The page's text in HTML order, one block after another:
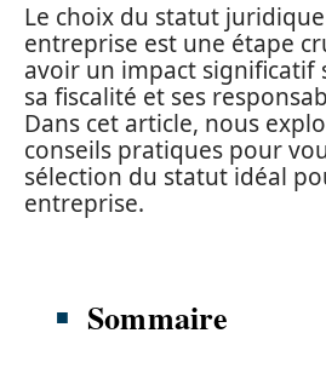
Le choix du statut
entreprise est une étape
avoir un impact significatif
sa fiscalité et ses
Dans cet article, nous
conseils pratiques pour
sélection du statut idéal
entreprise.
Sommaire